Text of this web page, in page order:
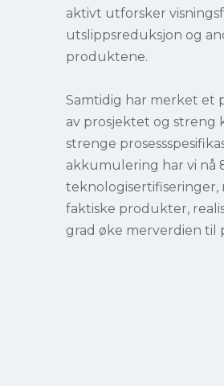
aktivt utforsker
utslippsreduksjon og
produktene.
Samtidig har merket et
av prosjektet og streng
strenge
akkumulering har vi nå
teknologisertifiseringer,
faktiske produkter,
grad øke merverdien til